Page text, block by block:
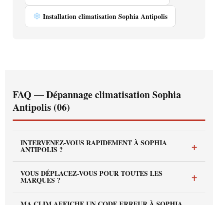
Installation climatisation Sophia Antipolis
FAQ — Dépannage climatisation Sophia
Antipolis (06)
INTERVENEZ-VOUS RAPIDEMENT À SOPHIA
ANTIPOLIS ? +
Oui — nous intervenons sous 48h à Sophia Antipolis,
dans tous ses secteurs — Les Bouillides, Garbejaire, Les
VOUS DÉPLACEZ-VOUS POUR TOUTES LES
MARQUES ? +
Oui — Daikin, Mitsubishi Electric, Gree, Atlantic,